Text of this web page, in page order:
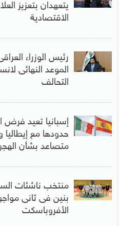
يتعهدان بتعزيز
الاقتصادية
الموعد النهائى
التحالف
إسبانيا تعيد فرض
حدودها مع
متصاعد بشأن
منتخب ناشئات
بنين فى ثانى
الأفروباسكت